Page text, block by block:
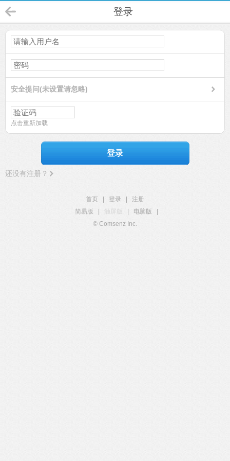
登录
安全提问(未设置请忽略)
点击重新加载
登录
还没有注册？
首页 登录
注册
简易版
触屏版 电脑版
© Comsenz Inc.